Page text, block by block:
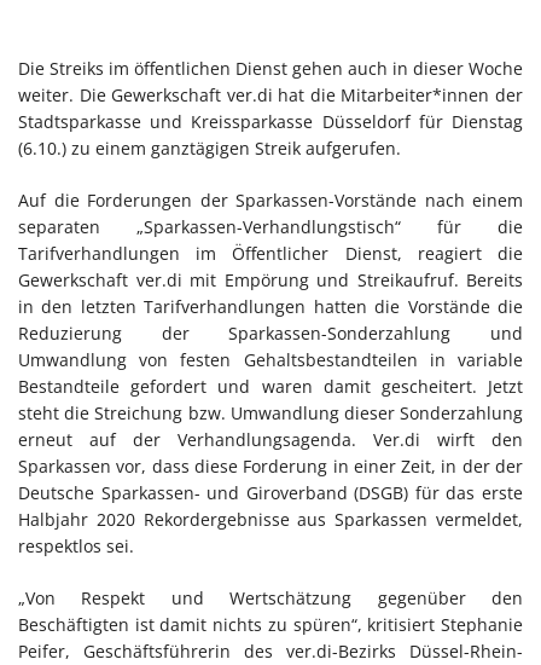
Die Streiks im öffentlichen Dienst gehen auch in dieser Woche
weiter. Die Gewerkschaft ver.di hat die Mitarbeiter*innen der
Stadtsparkasse und Kreissparkasse Düsseldorf für Dienstag
(6.10.) zu einem ganztägigen Streik aufgerufen.
Auf die Forderungen der Sparkassen-Vorstände nach einem
separaten „Sparkassen-Verhandlungstisch“ für die
Tarifverhandlungen im Öffentlicher Dienst, reagiert die
Gewerkschaft ver.di mit Empörung und Streikaufruf. Bereits
in den letzten Tarifverhandlungen hatten die Vorstände die
Reduzierung der Sparkassen-Sonderzahlung und
Umwandlung von festen Gehaltsbestandteilen in variable
Bestandteile gefordert und waren damit gescheitert. Jetzt
steht die Streichung bzw. Umwandlung dieser Sonderzahlung
erneut auf der Verhandlungsagenda. Ver.di wirft den
Sparkassen vor, dass diese Forderung in einer Zeit, in der der
Deutsche Sparkassen- und Giroverband (DSGB) für das erste
Halbjahr 2020 Rekordergebnisse aus Sparkassen vermeldet,
respektlos sei.
„Von Respekt und Wertschätzung gegenüber den
Beschäftigten ist damit nichts zu spüren“, kritisiert Stephanie
Peifer, Geschäftsführerin des ver.di-Bezirks Düssel-Rhein-